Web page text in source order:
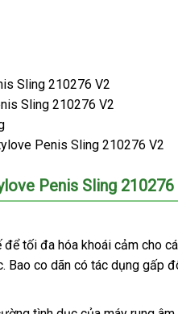
Sling 210276 V2
Sling 210276 V2
Penis Sling 210276 V2
Penis Sling 210276
khách
hàng
để tối đa hóa khoái cảm cho
vệ
. Bao co dãn có tác dụng gấp